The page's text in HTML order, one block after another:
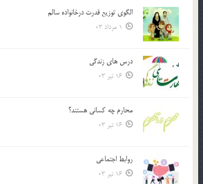
الگوي توزيع قدرت درخانواده سالم
1 مرداد 03
درس هاي زندگي
16 تیر 03
محارم چه کساني هستند؟
16 تیر 03
روابط اجتماعي
16 تیر 03